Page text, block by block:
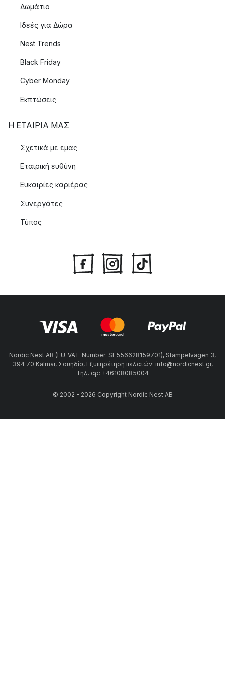
Δωμάτιο
Ιδεές για Δώρα
Nest Trends
Black Friday
Cyber Monday
Εκπτώσεις
Η ΕΤΑΊΡΙΑ ΜΑΣ
Σχετικά με εμας
Εταιρική ευθύνη
Ευκαιρίες καριέρας
Συνεργάτες
Τύπος
Nordic Nest AB (EU-VAT-Number: SE556628159701), Stämpelvägen 3,
394 70 Kalmar, Σουηδία, Εξυπηρέτηση πελατών: info@nordicnest.gr,
Τηλ. αρ: +46108085004
© 2002 - 2026 Copyright Nordic Nest AB